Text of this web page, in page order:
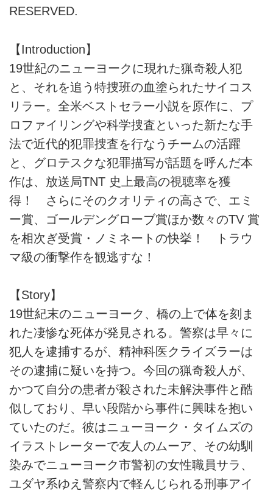
RESERVED.
【Introduction】
19世紀のニューヨークに現れた猟奇殺人犯
と、それを追う特捜班の血塗られたサイコス
リラー。全米ベストセラー小説を原作に、プ
ロファイリングや科学捜査といった新たな手
法で近代的犯罪捜査を行なうチームの活躍
と、グロテスクな犯罪描写が話題を呼んだ本
作は、放送局TNT 史上最高の視聴率を獲
得！ さらにそのクオリティの高さで、エミ
ー賞、ゴールデングローブ賞ほか数々のTV 賞
を相次ぎ受賞・ノミネートの快挙！ トラウ
マ級の衝撃作を観逃すな！
【Story】
19世紀末のニューヨーク、橋の上で体を刻ま
れた凄惨な死体が発見される。警察は早々に
犯人を逮捕するが、精神科医クライズラーは
その逮捕に疑いを持つ。今回の猟奇殺人が、
かつて自分の患者が殺された未解決事件と酷
似しており、早い段階から事件に興味を抱い
ていたのだ。彼はニューヨーク・タイムズの
イラストレーターで友人のムーア、その幼馴
染みでニューヨーク市警初の女性職員サラ、
ユダヤ系ゆえ警察内で軽んじられる刑事アイ